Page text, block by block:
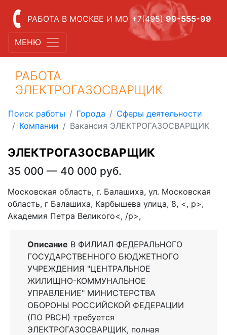
РАБОТА В МОСКВЕ И МО +7(495) 99-555-99
МЕНЮ
РАБОТА
ЭЛЕКТРОГАЗОСВАРЩИК
Поиск работы Города
Сферы деятельности
Компании
Вакансия ЭЛЕКТРОГАЗОСВАРЩИК
ЭЛЕКТРОГАЗОСВАРЩИК
35 000 — 40 000 руб.
Московская область, г. Балашиха, ул. Московская
область, г Балашиха, Карбышева улица, 8, <, p>,
Академия Петра Великого<, /p>,
Описание В ФИЛИАЛ ФЕДЕРАЛЬНОГО
ГОСУДАРСТВЕННОГО БЮДЖЕТНОГО
УЧРЕЖДЕНИЯ "ЦЕНТРАЛЬНОЕ
ЖИЛИЩНО-КОММУНАЛЬНОЕ
УПРАВЛЕНИЕ" МИНИСТЕРСТВА
ОБОРОНЫ РОССИЙСКОЙ ФЕДЕРАЦИИ
(ПО РВСН) требуется
ЭЛЕКТРОГАЗОСВАРЩИК, полная